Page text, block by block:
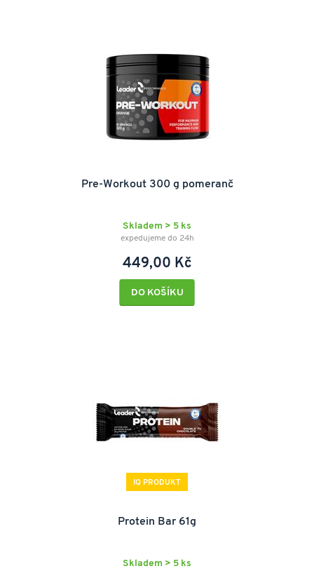
Pre-Workout 300 g pomeranč
Skladem > 5 ks
expedujeme do 24h
449,00 Kč
DO KOŠÍKU
IQ PRODUKT
Protein Bar 61g
Skladem > 5 ks